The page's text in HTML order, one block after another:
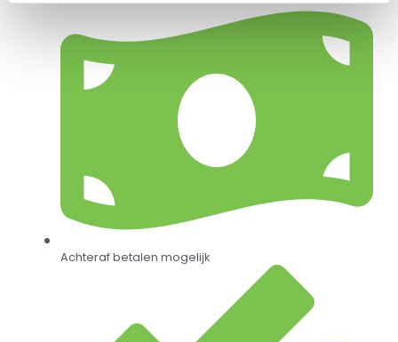
Achteraf betalen mogelijk